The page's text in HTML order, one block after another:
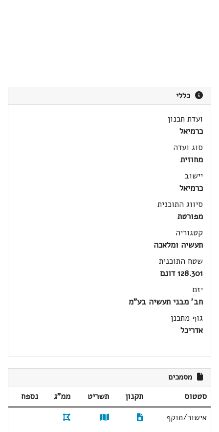
כללי
ועדת תכנון
כרמיאל
סוג ועדה
מחוזית
יישוב
כרמיאל
סיווג התוכנית
מפורטת
קטגוריה
תעשיה ומלאכה
שטח התוכנית
128.301 דונם
יזם
חב' מבני תעשיה בע"מ
גוף מתכנן
אדריכל
מסמכים
סטטוס תקנון תשריט ממ"ג
נספח
אישור/תוקף